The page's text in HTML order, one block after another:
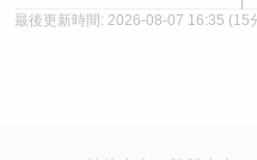
最後更新時間: 2026-08-07 16:35 (15